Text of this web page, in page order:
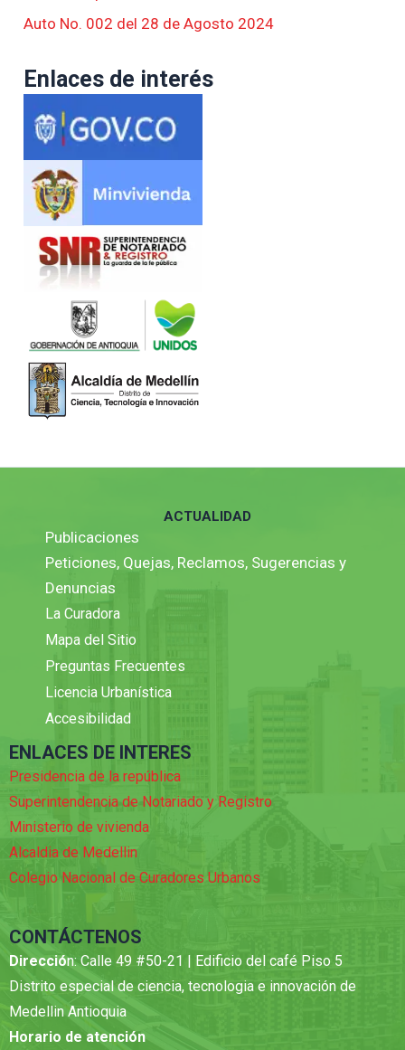
Auto No. 002 del 28 de Agosto 2024
Enlaces de interés
ACTUALIDAD
Publicaciones
Peticiones, Quejas, Reclamos, Sugerencias y
Denuncias
La Curadora
Mapa del Sitio
Preguntas Frecuentes
Licencia Urbanística
Accesibilidad
ENLACES DE INTERES
Presidencia de la república
Superintendencia de Notariado y Registro
Ministerio de vivienda
Alcaldia de Medellin
Colegio Nacional de Curadores Urbanos
CONTÁCTENOS
Dirección: Calle 49 #50-21 | Edificio del café Piso 5
Distrito especial de ciencia, tecnologia e innovación de
Medellin Antioquia
Horario de atención